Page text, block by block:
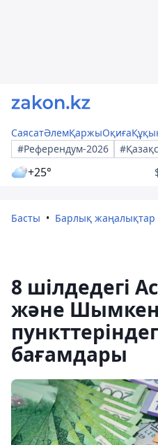
СаясатӘлемҚаржыОқиға
#Референдум-2026
+25°
Басты Барлық жаңалықтар
8 шілдедегі
және
бағамдары